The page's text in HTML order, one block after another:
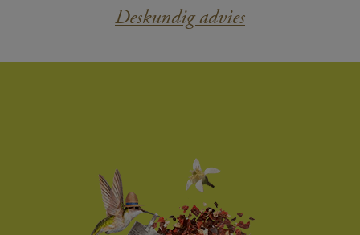
Deskundig advies